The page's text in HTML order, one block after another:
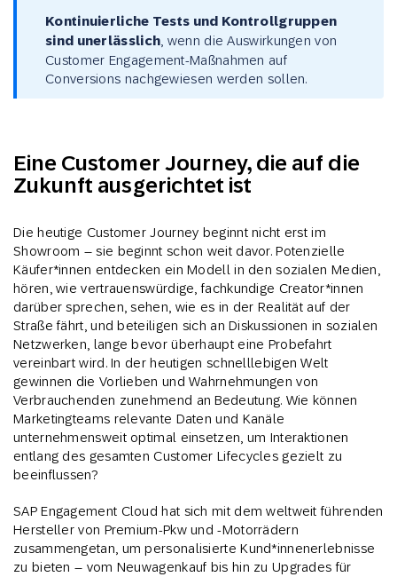
Kontinuierliche Tests und Kontrollgruppen
sind unerlässlich , wenn die Auswirkungen von
Customer Engagement-Maßnahmen auf
Conversions nachgewiesen werden sollen.
Eine Customer Journey, die auf die
Zukunft ausgerichtet ist
Die heutige Customer Journey beginnt nicht erst im
Showroom – sie beginnt schon weit davor. Potenzielle
Käufer*innen entdecken ein Modell in den sozialen Medien,
hören, wie vertrauenswürdige, fachkundige Creator*innen
darüber sprechen, sehen, wie es in der Realität auf der
Straße fährt, und beteiligen sich an Diskussionen in sozialen
Netzwerken, lange bevor überhaupt eine Probefahrt
vereinbart wird. In der heutigen schnelllebigen Welt
gewinnen die Vorlieben und Wahrnehmungen von
Verbrauchenden zunehmend an Bedeutung. Wie können
Marketingteams relevante Daten und Kanäle
unternehmensweit optimal einsetzen, um Interaktionen
entlang des gesamten Customer Lifecycles gezielt zu
beeinflussen?
SAP Engagement Cloud hat sich mit dem weltweit führenden
Hersteller von Premium-Pkw und -Motorrädern
zusammengetan, um personalisierte Kund*innenerlebnisse
zu bieten – vom Neuwagenkauf bis hin zu Upgrades für